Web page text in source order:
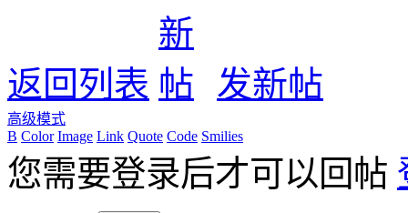
返回列表 发新帖
高级模式
B Color Image Link Quote Code Smilies
您需要登录后才可以回帖